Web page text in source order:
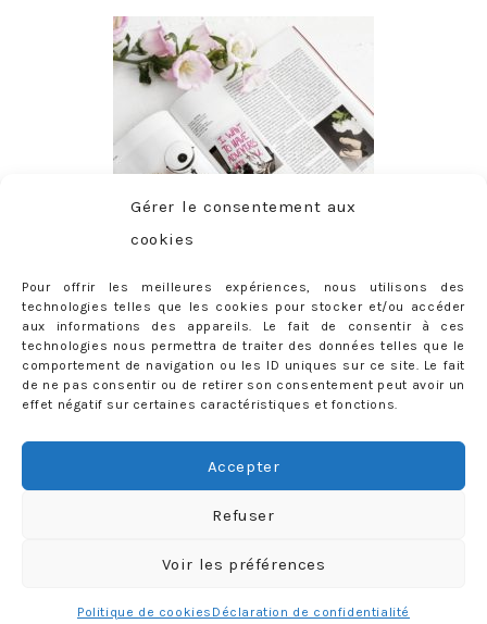
Gérer le consentement aux
cookies
Pour offrir les meilleures expériences, nous utilisons des
technologies telles que les cookies pour stocker et/ou accéder
aux informations des appareils. Le fait de consentir à ces
technologies nous permettra de traiter des données telles que le
comportement de navigation ou les ID uniques sur ce site. Le fait
de ne pas consentir ou de retirer son consentement peut avoir un
effet négatif sur certaines caractéristiques et fonctions.
Accepter
Refuser
Voir les préférences
Politique de cookies Déclaration de confidentialité
ABONNEMENT
Adresse
Rejoignez les 398 autres abonnés
Designed by Light Morango